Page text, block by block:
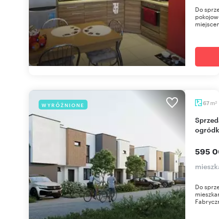
Do
WYRÓŻNIONE 67 m2
Sprzedam nowoczesne 3-pokojowe mieszkanie z
595
Do